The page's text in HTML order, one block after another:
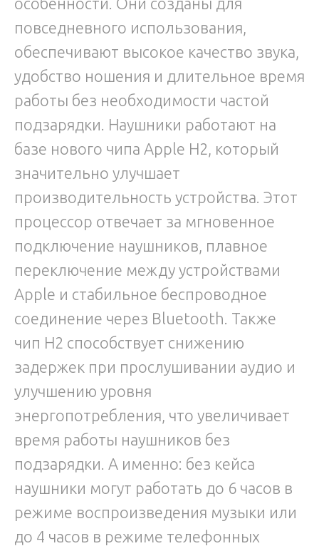
повседневного использования,
обеспечивают высокое качество звука,
удобство ношения и длительное время
работы без необходимости частой
подзарядки. Наушники работают на
базе нового чипа Apple H2, который
значительно улучшает
производительность устройства. Этот
процессор отвечает за мгновенное
подключение наушников, плавное
переключение между устройствами
Apple и стабильное беспроводное
соединение через Bluetooth. Также
чип H2 способствует снижению
задержек при прослушивании аудио и
улучшению уровня
энергопотребления, что увеличивает
время работы наушников без
подзарядки. А именно: без кейса
наушники могут работать до 6 часов в
режиме воспроизведения музыки или
до 4 часов в режиме телефонных